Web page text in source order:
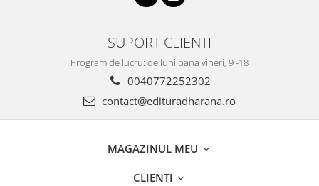
SUPORT CLIENTI
Program de lucru: de luni pana vineri, 9 -18
0040772252302
contact@edituradharana.ro
MAGAZINUL MEU
CLIENTI